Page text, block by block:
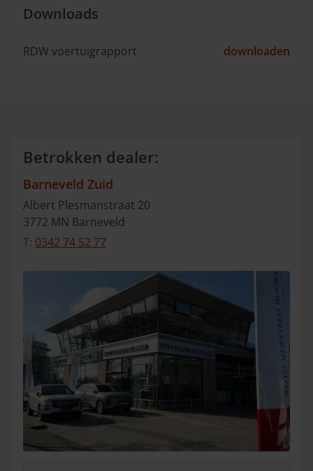
Downloads
RDW voertuigrapport downloaden
Betrokken dealer:
Barneveld Zuid
Albert Plesmanstraat 20
3772 MN Barneveld
T: 0342 74 52 77